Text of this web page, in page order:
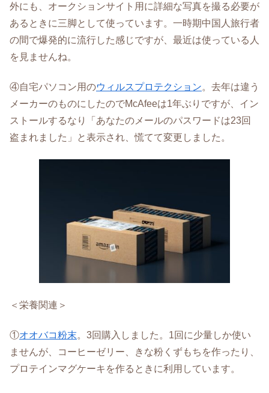
外にも、オークションサイト用に詳細な写真を撮る必要が
あるときに三脚として使っています。一時期中国人旅行者
の間で爆発的に流行した感じですが、最近は使っている人
を見ませんね。
④自宅パソコン用のウィルスプロテクション。去年は違う
メーカーのものにしたのでMcAfeeは1年ぶりですが、イン
ストールするなり「あなたのメールのパスワードは23回
盗まれました」と表示され、慌てて変更しました。
＜栄養関連＞
①オオバコ粉末。3回購入しました。1回に少量しか使い
ませんが、コーヒーゼリー、きな粉くずもちを作ったり、
プロテインマグケーキを作るときに利用しています。